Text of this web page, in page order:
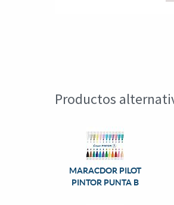
Productos
MARACDOR PILOT
PINTOR PUNTA B